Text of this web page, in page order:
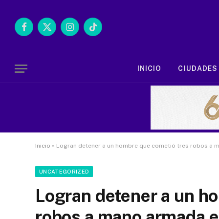
Facebook
X
InstagramTikTok
INICIO CIUDADES
Inicio » Logran detener a un hombre que cometió tres robos a
UNCATEGORIZED
Logran detener a un